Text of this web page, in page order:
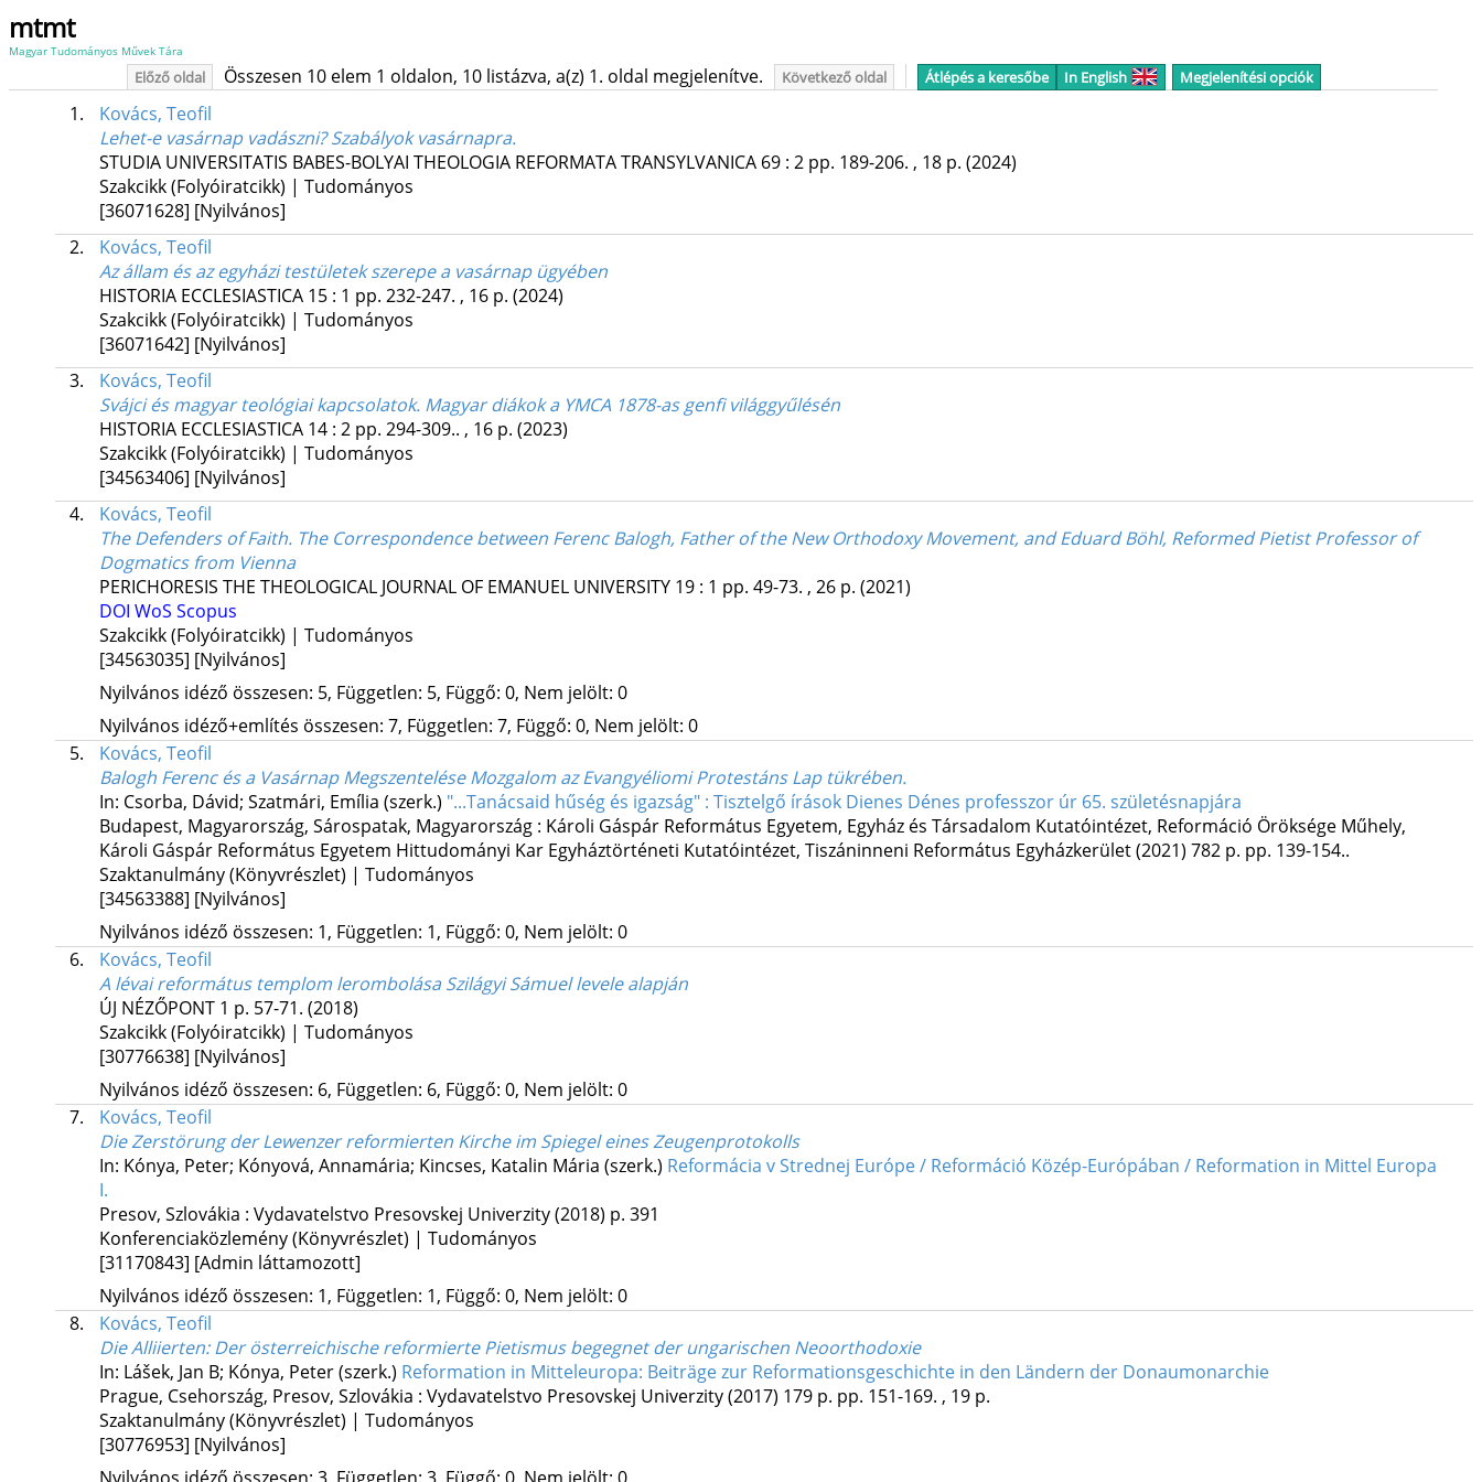
mtmt
Magyar Tudományos Művek Tára
Előző oldal Összesen 10 elem 1 oldalon, 10 listázva, a(z) 1. oldal megjelenítve. Következő oldal Átlépés a keresőbe In English Megjelenítési opciók
1.
Kovács, Teofil
Lehet-e vasárnap vadászni? Szabályok vasárnapra.
STUDIA UNIVERSITATIS BABES-BOLYAI THEOLOGIA REFORMATA TRANSYLVANICA 69: 2 pp. 189-206. , 18 p. (2024)
Szakcikk (Folyóiratcikk) | Tudományos
[36071628] [Nyilvános]
2.
Kovács, Teofil
Az állam és az egyházi testületek szerepe a vasárnap ügyében
HISTORIA ECCLESIASTICA 15: 1 pp. 232-247. , 16 p. (2024)
Szakcikk (Folyóiratcikk) | Tudományos
[36071642] [Nyilvános]
3.
Kovács, Teofil
Svájci és magyar teológiai kapcsolatok. Magyar diákok a YMCA 1878-as genfi világgyűlésén
HISTORIA ECCLESIASTICA 14: 2 pp. 294-309.. , 16 p. (2023)
Szakcikk (Folyóiratcikk) | Tudományos
[34563406] [Nyilvános]
4.
Kovács, Teofil
The Defenders of Faith. The Correspondence between Ferenc Balogh, Father of the New Orthodoxy Movement, and Eduard Böhl, Reformed Pietist Professor of
Dogmatics from Vienna
PERICHORESIS THE THEOLOGICAL JOURNAL OF EMANUEL UNIVERSITY 19: 1 pp. 49-73. , 26 p. (2021)
DOI WoS Scopus
Szakcikk (Folyóiratcikk) | Tudományos
[34563035] [Nyilvános]
Nyilvános idéző összesen: 5, Független: 5, Függő: 0, Nem jelölt: 0
Nyilvános idéző+említés összesen: 7, Független: 7, Függő: 0, Nem jelölt: 0
5.
Kovács, Teofil
Balogh Ferenc és a Vasárnap Megszentelése Mozgalom az Evangyéliomi Protestáns Lap tükrében.
In: Csorba, Dávid; Szatmári, Emília (szerk.) "...Tanácsaid hűség és igazság" : Tisztelgő írások Dienes Dénes professzor úr 65. születésnapjára
Budapest, Magyarország, Sárospatak, Magyarország : Károli Gáspár Református Egyetem, Egyház és Társadalom Kutatóintézet, Reformáció Öröksége Műhely,
Károli Gáspár Református Egyetem Hittudományi Kar Egyháztörténeti Kutatóintézet, Tiszáninneni Református Egyházkerület(2021) 782 p. pp. 139-154..
Szaktanulmány (Könyvrészlet) | Tudományos
[34563388] [Nyilvános]
Nyilvános idéző összesen: 1, Független: 1, Függő: 0, Nem jelölt: 0
6.
Kovács, Teofil
A lévai református templom lerombolása Szilágyi Sámuel levele alapján
ÚJ NÉZŐPONT 1 p. 57-71. (2018)
Szakcikk (Folyóiratcikk) | Tudományos
[30776638] [Nyilvános]
Nyilvános idéző összesen: 6, Független: 6, Függő: 0, Nem jelölt: 0
7.
Kovács, Teofil
Die Zerstörung der Lewenzer reformierten Kirche im Spiegel eines Zeugenprotokolls
In: Kónya, Peter; Kónyová, Annamária; Kincses, Katalin Mária (szerk.) Reformácia v Strednej Európe / Reformáció Közép-Európában / Reformation in Mittel Europa
I.
Presov, Szlovákia : Vydavatelstvo Presovskej Univerzity(2018) p. 391
Konferenciaközlemény (Könyvrészlet) | Tudományos
[31170843] [Admin láttamozott]
Nyilvános idéző összesen: 1, Független: 1, Függő: 0, Nem jelölt: 0
8.
Kovács, Teofil
Die Alliierten: Der österreichische reformierte Pietismus begegnet der ungarischen Neoorthodoxie
In: Lášek, Jan B; Kónya, Peter (szerk.) Reformation in Mitteleuropa: Beiträge zur Reformationsgeschichte in den Ländern der Donaumonarchie
Prague, Csehország, Presov, Szlovákia : Vydavatelstvo Presovskej Univerzity(2017) 179 p. pp. 151-169. , 19 p.
Szaktanulmány (Könyvrészlet) | Tudományos
[30776953] [Nyilvános]